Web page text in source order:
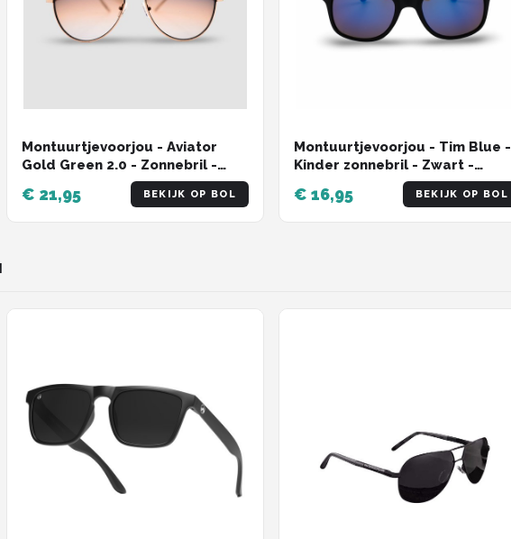
Montuurtjevoorjou - Aviator
Gold Green 2.0 - Zonnebril -
Heren - Dames - Festival Bril -
Goud
€ 21,95 BEKIJK OP BOL
Montuurtjevoorjou - Tim Blue -
Kinder zonnebril - Zwart -
Jongens zonnebril
€ 16,95 BEKIJK OP BOL